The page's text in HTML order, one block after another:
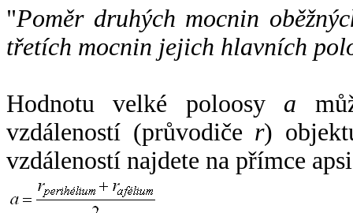
"Poměr druhých mocnin
třetích mocnin jejich hlavních
Hodnotu velké poloosy a
vzdáleností (průvodiče r)
vzdáleností najdete na přímce